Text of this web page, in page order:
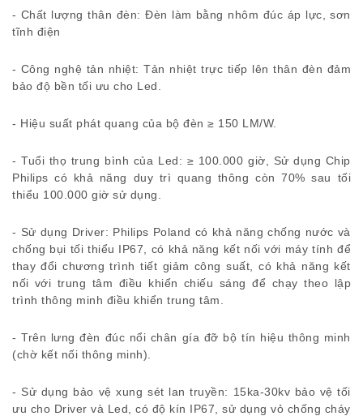
- Chất lượng thân đèn: Đèn làm bằng nhôm đúc áp lực, sơn
tĩnh điện
- Công nghệ tản nhiệt: Tản nhiệt trực tiếp lên thân đèn đảm
bảo độ bền tối ưu cho Led.
- Hiệu suất phát quang của bộ đèn ≥ 150 LM/W.
- Tuổi thọ trung bình của Led: ≥ 100.000 giờ, Sử dụng Chip
Philips có khả năng duy trì quang thông còn 70% sau tối
thiểu 100.000 giờ sử dụng.
- Sử dụng Driver: Philips Poland có khả năng chống nước và
chống bụi tối thiểu IP67, có khả năng kết nối với máy tính để
thay đổi chương trình tiết giảm công suất, có khả năng kết
nối với trung tâm điều khiển chiếu sáng để chạy theo lập
trình thông minh điều khiển trung tâm.
- Trên lưng đèn đúc nổi chân gía đỡ bộ tín hiệu thông minh
(chờ kết nối thông minh).
- Sử dụng bảo vệ xung sét lan truyền: 15ka-30kv bảo vệ tối
ưu cho Driver và Led, có độ kín IP67, sử dụng vỏ chống cháy